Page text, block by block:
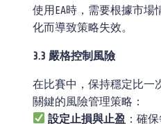
使用EA時，需要根據市
化而導致策略失效。
3.3 嚴格控制風險
在比賽中，保持穩定比一
關鍵的風險管理策略：
設定止損與止盈 ：確